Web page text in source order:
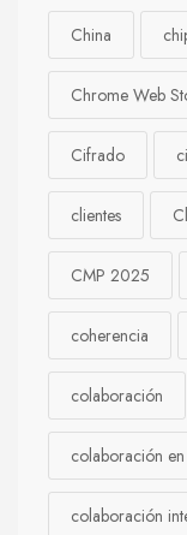
China
Chrome Web
Cifrado
clientes
CMP 2025
coherencia
colaboración
colaboración
colaboración